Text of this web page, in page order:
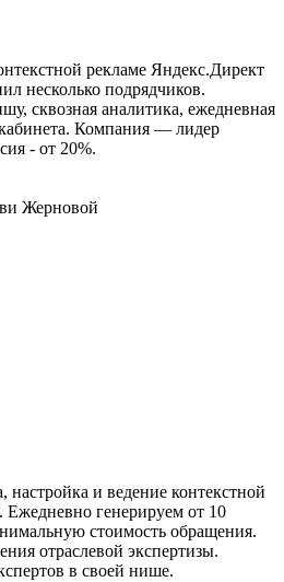
рекламе Яндекс.Директ
несколько подрядчиков.
сквозная аналитика, ежедневная
Компания — лидер
- от 20%.
Жерновой
настройка и ведение контекстной
генерируем от 10
стоимость обращения.
отраслевой экспертизы.
в своей нише.